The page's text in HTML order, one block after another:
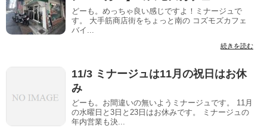
どーも。めっちゃ良い感じですよ！ミナージュで
す。 大手筋商店街をちょっと南の コズモズカフェ
バイ...
続きを読む
11/3 ミナージュは11月の祝日はお休
み
どーも。お間違いの無いようミナージュです。 11月
の水曜日と3日と23日はお休みです。 ミナージュの
年内営業も決...